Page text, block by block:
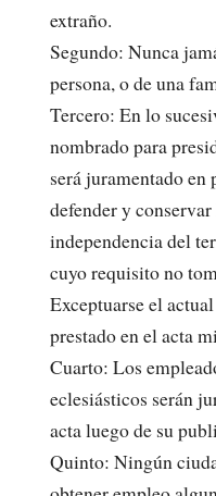
extraño.
Segundo: Nunca
persona, o de una
Tercero: En lo
nombrado para
será juramentado en
defender y
independencia del
cuyo requisito no
Exceptuarse el
prestado en el acta
Cuarto: Los
eclesiásticos serán
acta luego de su
Quinto: Ningún